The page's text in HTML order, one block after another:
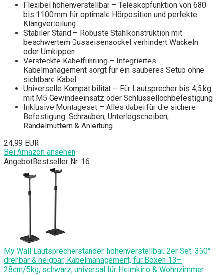
Flexibel höhenverstellbar – Teleskopfunktion von 680
bis 1100 mm für optimale Hörposition und perfekte
Klangverteilung
Stabiler Stand – Robuste Stahlkonstruktion mit
beschwertem Gusseisensockel verhindert Wackeln
oder Umkippen
Versteckte Kabelführung – Integriertes
Kabelmanagement sorgt für ein sauberes Setup ohne
sichtbare Kabel
Universelle Kompatibilität – Für Lautsprecher bis 4,5 kg
mit M5 Gewindeeinsatz oder Schlüssellochbefestigung
Inklusive Montageset – Alles dabei für die sichere
Befestigung: Schrauben, Unterlegscheiben,
Rändelmuttern & Anleitung
24,99 EUR
Bei Amazon ansehen
AngebotBestseller Nr. 16
My Wall Lautsprecherständer, höhenverstellbar, 2er Set, 360°
drehbar & neigbar, Kabelmanagement, für Boxen 13–
28cm/5kg, schwarz, universal für Heimkino & Wohnzimmer